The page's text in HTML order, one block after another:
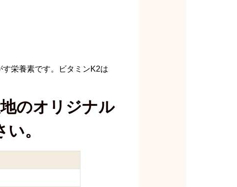
栄養素です。ビタミンK2は
のオリジナル
。